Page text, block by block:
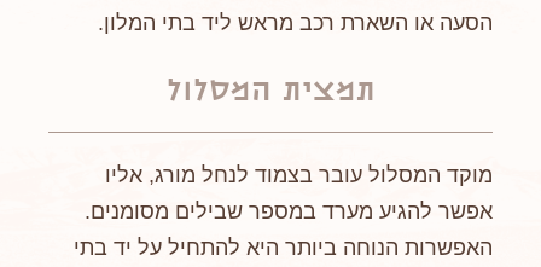
הסעה או השארת רכב מראש ליד בתי המלון.
תמצית המסלול
מוקד המסלול עובר בצמוד לנחל מורג, אליו
אפשר להגיע מערד במספר שבילים מסומנים.
האפשרות הנוחה ביותר היא להתחיל על יד בתי